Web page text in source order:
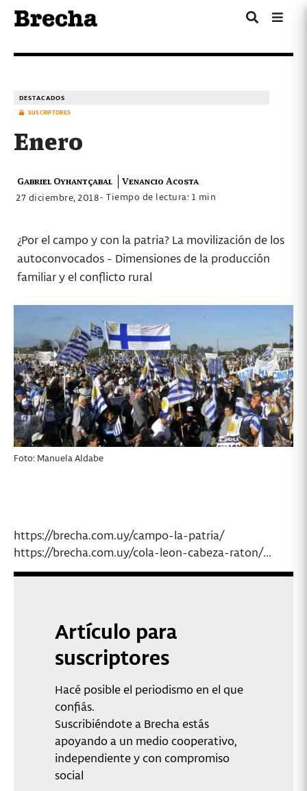
DESTACADOS
SUSCRIPTORES
Enero
Gabriel Oyhantçabal Venancio Acosta
27 diciembre, 2018- Tiempo de lectura: 1 min
¿Por el campo y con la patria? La movilización de los
autoconvocados - Dimensiones de la producción
familiar y el conflicto rural
Foto: Manuela Aldabe
https://brecha.com.uy/campo-la-patria/
https://brecha.com.uy/cola-leon-cabeza-raton/...
Artículo para
suscriptores
Hacé posible el periodismo en el que
confiás.
Suscribiéndote a Brecha estás
apoyando a un medio cooperativo,
independiente y con compromiso
social